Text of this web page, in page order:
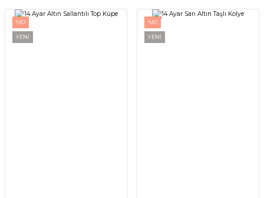
%10
YENİ
%10
YENİ